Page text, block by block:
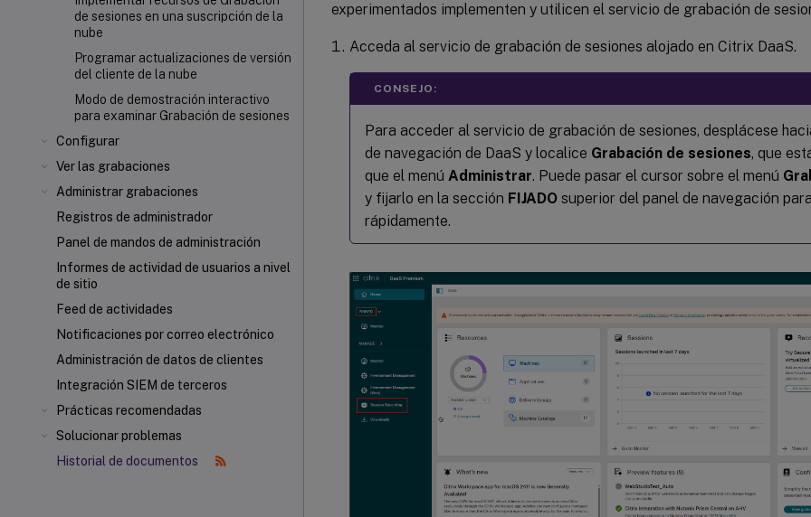
de sesiones en una suscripción de la
nube
Programar actualizaciones de versión
del cliente de la nube
Modo de demostración interactivo
para examinar Grabación de sesiones
Configurar
Ver las grabaciones
Administrar grabaciones
Registros de administrador
Panel de mandos de administración
Informes de actividad de usuarios a nivel
de sitio
Feed de actividades
Notificaciones por correo electrónico
Administración de datos de clientes
Integración SIEM de terceros
Prácticas recomendadas
Solucionar problemas
Historial de documentos
experimentados implementen y utilicen el servicio de grabación de
Acceda al servicio de grabación de sesiones alojado en Citrix DaaS.
CONSEJO:
Para acceder al servicio de grabación de sesiones, desplácese
de navegación de DaaS y localice Grabación de sesiones, que
que el menú Administrar. Puede pasar el cursor sobre el menú
y fijarlo en la sección FIJADO superior del panel de navegación
rápidamente.